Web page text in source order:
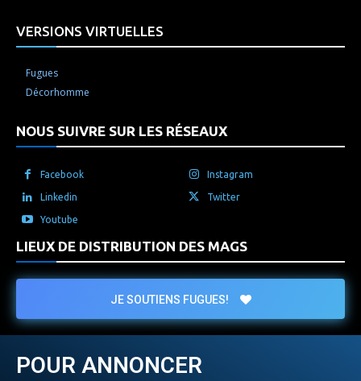
VERSIONS VIRTUELLES
Fugues
Décorhomme
NOUS SUIVRE SUR LES RÉSEAUX
Facebook Instagram
Linkedin Twitter
Youtube
LIEUX DE DISTRIBUTION DES MAGS
JE SOUTIENS FUGUES!
POUR ANNONCER